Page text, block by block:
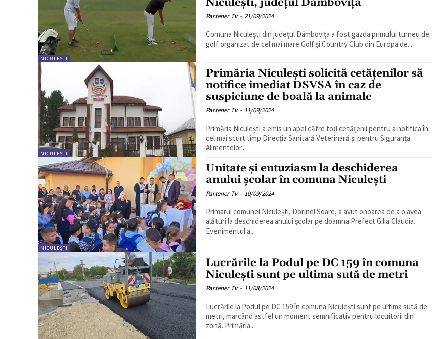
NICULEȘTI
Partener Tv - 21/09/2024
Comuna Niculești din județul Dâmbovița a fost gazda primului turneu de
golf organizat de cel mai mare Golf și Country Club din Europa de...
NICULEȘTI
Primăria Niculești solicită cetățenilor să
notifice imediat DSVSA în caz de
suspiciune de boală la animale
Partener Tv - 11/09/2024
Primăria Niculești a emis un apel către toți cetățenii pentru a notifica în
cel mai scurt timp Direcția Sanitară Veterinară și pentru Siguranța
Alimentelor...
NICULEȘTI
Unitate și entuziasm la deschiderea
anului școlar în comuna Niculești
Partener Tv - 10/09/2024
Primarul comunei Niculești, Dorinel Soare, a avut onoarea de a o avea
alături la deschiderea anului școlar pe doamna Prefect Gilia Claudia.
Evenimentul a...
Lucrările la Podul pe DC 159 în comuna
Niculești sunt pe ultima sută de metri
Partener Tv - 11/08/2024
Lucrările la Podul pe DC 159 în comuna Niculești sunt pe ultima sută de
metri, marcând astfel un moment semnificativ pentru locuitorii din
zonă. Primăria...